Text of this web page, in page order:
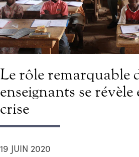
Le rôle remarquable
enseignants se révèle
crise
19 JUIN 2020